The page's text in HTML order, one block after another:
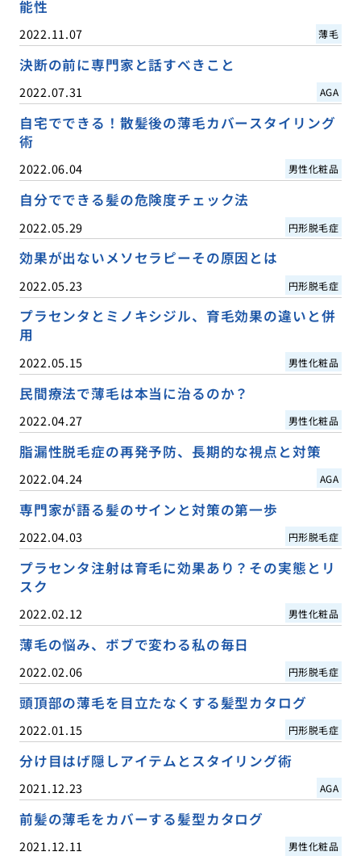
能性
2022.11.07 薄毛
決断の前に専門家と話すべきこと
2022.07.31 AGA
自宅でできる！散髪後の薄毛カバースタイリング
術
2022.06.04 男性化粧品
自分でできる髪の危険度チェック法
2022.05.29 円形脱毛症
効果が出ないメソセラピーその原因とは
2022.05.23 円形脱毛症
プラセンタとミノキシジル、育毛効果の違いと併
用
2022.05.15 男性化粧品
民間療法で薄毛は本当に治るのか？
2022.04.27 男性化粧品
脂漏性脱毛症の再発予防、長期的な視点と対策
2022.04.24 AGA
専門家が語る髪のサインと対策の第一歩
2022.04.03 円形脱毛症
プラセンタ注射は育毛に効果あり？その実態とリ
スク
2022.02.12 男性化粧品
薄毛の悩み、ボブで変わる私の毎日
2022.02.06 円形脱毛症
頭頂部の薄毛を目立たなくする髪型カタログ
2022.01.15 円形脱毛症
分け目はげ隠しアイテムとスタイリング術
2021.12.23 AGA
前髪の薄毛をカバーする髪型カタログ
2021.12.11 男性化粧品